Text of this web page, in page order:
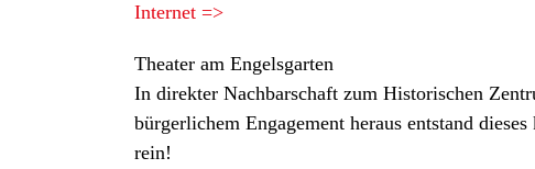
Internet =>
Theater am Engelsgarten
In direkter Nachbarschaft zum Historischen
bürgerlichem Engagement heraus entstand
rein!